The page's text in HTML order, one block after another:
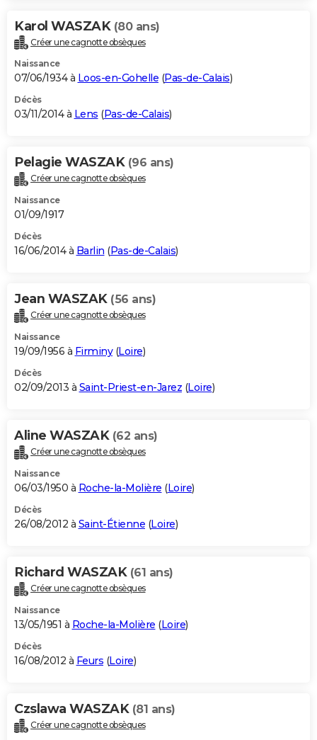
Karol WASZAK (80 ans)
Créer une cagnotte obsèques
Naissance
07/06/1934 à Loos-en-Gohelle (Pas-de-Calais)
Décès
03/11/2014 à Lens (Pas-de-Calais)
Pelagie WASZAK (96 ans)
Créer une cagnotte obsèques
Naissance
01/09/1917
Décès
16/06/2014 à Barlin (Pas-de-Calais)
Jean WASZAK (56 ans)
Créer une cagnotte obsèques
Naissance
19/09/1956 à Firminy(Loire)
Décès
02/09/2013 à Saint-Priest-en-Jarez (Loire)
Aline WASZAK (62 ans)
Créer une cagnotte obsèques
Naissance
06/03/1950 à Roche-la-Molière (Loire)
Décès
26/08/2012 à Saint-Étienne (Loire)
Richard WASZAK (61 ans)
Créer une cagnotte obsèques
Naissance
13/05/1951 à Roche-la-Molière (Loire)
Décès
16/08/2012 à Feurs (Loire)
Czslawa WASZAK (81 ans)
Créer une cagnotte obsèques